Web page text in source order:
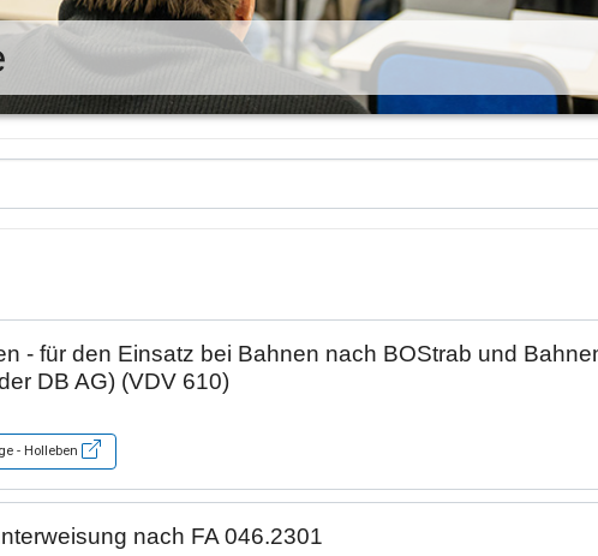
- für den Einsatz bei Bahnen nach BOStrab und
DB AG) (VDV 610)
- Holleben
nach FA 046.2301